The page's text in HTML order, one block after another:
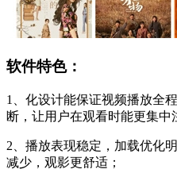
软件特色：
1、化设计能保证视频播放全
断，让用户在观看时能更集中
2、播放表现稳定，加载优化
减少，观影更舒适；